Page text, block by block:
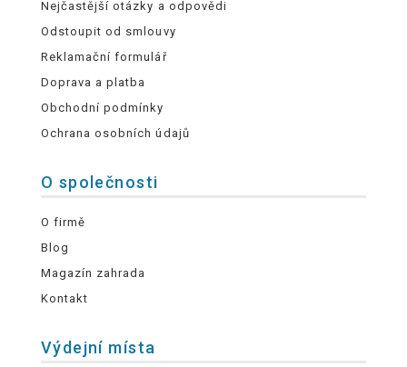
Nejčastější otázky a odpovědi
Odstoupit od smlouvy
Reklamační formulář
Doprava a platba
Obchodní podmínky
Ochrana osobních údajů
O společnosti
O firmě
Blog
Magazín zahrada
Kontakt
Výdejní místa